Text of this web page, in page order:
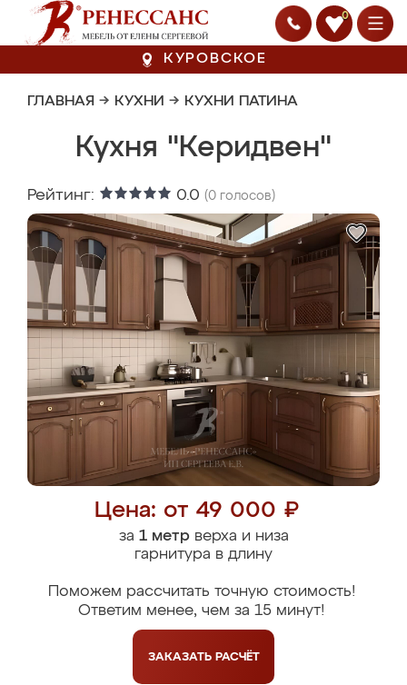
0
КУРОВСКОЕ
ГЛАВНАЯ → КУХНИ → КУХНИ ПАТИНА
Кухня "Керидвен"
Рейтинг: 0.0 (0 голосов)
Цена: от 49 000 ₽
за 1 метрверха и низа
гарнитура в длину
Поможем рассчитать точную стоимость!
Ответим менее, чем за 15 минут!
ЗАКАЗАТЬ РАСЧЁТ